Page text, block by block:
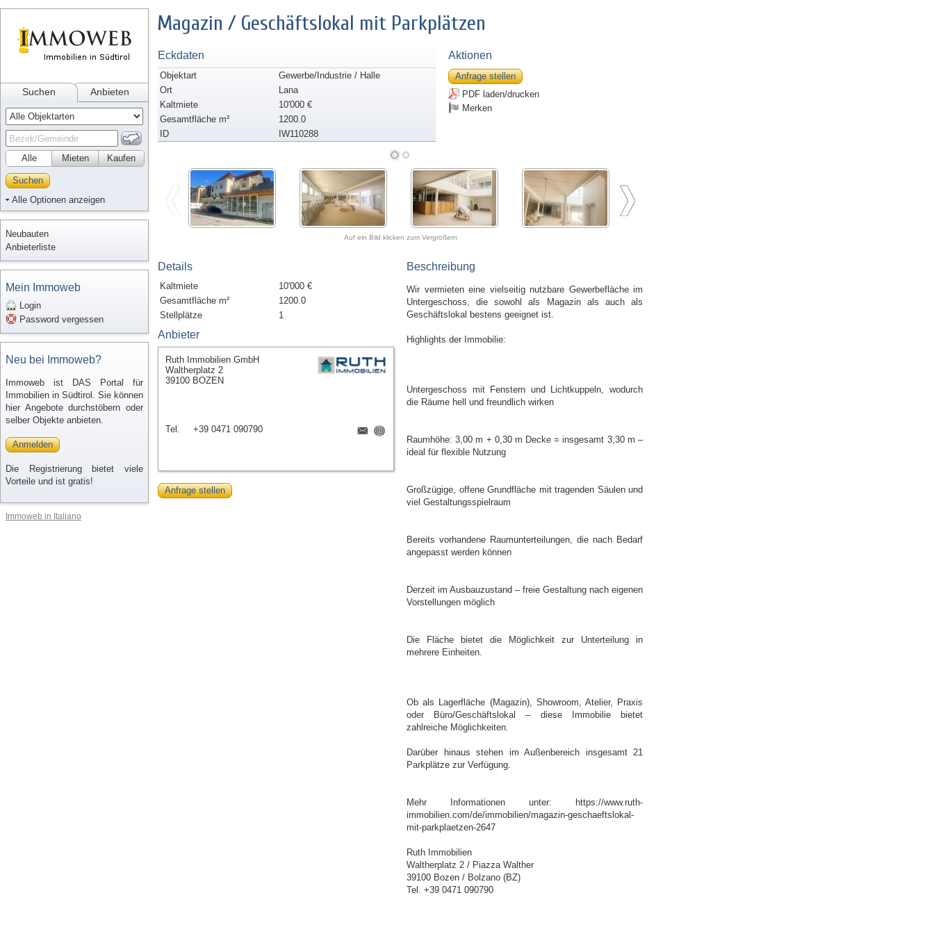
Suchen Anbieten
Alle Kaufen
Mieten
Suchen
Alle Optionen anzeigen
Neubauten
Anbieterliste
Mein Immoweb
Login
Password vergessen
Neu bei Immoweb?
Immoweb ist DAS Portal für
Immobilien in Südtirol. Sie können
hier Angebote durchstöbern oder
selber Objekte anbieten.
Anmelden
Die Registrierung bietet viele
Vorteile und ist gratis!
Immoweb in Italiano
Magazin / Geschäftslokal mit Parkplätzen
Eckdaten
Objektart
Gewerbe/Industrie / Halle
Ort
Lana
Kaltmiete
10'000 €
Gesamtfläche m²
1200.0
ID
IW110288
Aktionen
Anfrage stellen
PDF laden/drucken
Merken
Auf ein Bild klicken zum Vergrößern
Details
Kaltmiete
10'000 €
Gesamtfläche m²
1200.0
Stellplätze
1
Beschreibung
Wir vermieten eine vielseitig nutzbare Gewerbefläche im
Untergeschoss, die sowohl als Magazin als auch als
Geschäftslokal bestens geeignet ist.
Highlights der Immobilie:
Untergeschoss mit Fenstern und Lichtkuppeln, wodurch
die Räume hell und freundlich wirken
Raumhöhe: 3,00 m + 0,30 m Decke = insgesamt 3,30 m –
ideal für flexible Nutzung
Großzügige, offene Grundfläche mit tragenden Säulen und
viel Gestaltungsspielraum
Bereits vorhandene Raumunterteilungen, die nach Bedarf
angepasst werden können
Derzeit im Ausbauzustand – freie Gestaltung nach eigenen
Vorstellungen möglich
Die Fläche bietet die Möglichkeit zur Unterteilung in
mehrere Einheiten.
Ob als Lagerfläche (Magazin), Showroom, Atelier, Praxis
oder Büro/Geschäftslokal – diese Immobilie bietet
zahlreiche Möglichkeiten.
Darüber hinaus stehen im Außenbereich insgesamt 21
Parkplätze zur Verfügung.
Mehr Informationen unter: https://www.ruth-
immobilien.com/de/immobilien/magazin-geschaeftslokal-
mit-parkplaetzen-2647
Ruth Immobilien
Waltherplatz 2 / Piazza Walther
39100 Bozen / Bolzano (BZ)
Tel. +39 0471 090790
Anbieter
Ruth Immobilien GmbH
Waltherplatz 2
39100 BOZEN
Tel. +39 0471 090790
Anfrage stellen